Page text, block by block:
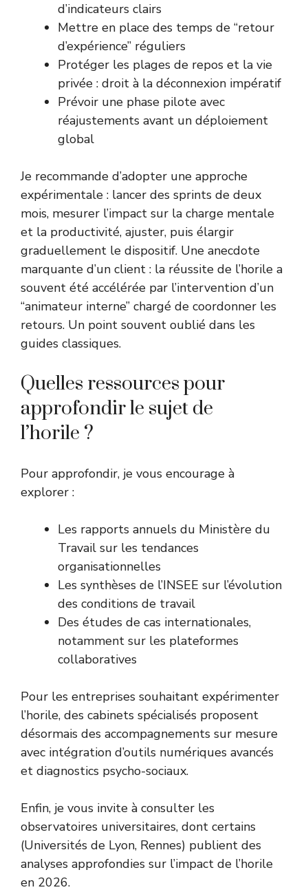
d’indicateurs clairs
Mettre en place des temps de “retour
d’expérience” réguliers
Protéger les plages de repos et la vie
privée : droit à la déconnexion impératif
Prévoir une phase pilote avec
réajustements avant un déploiement
global
Je recommande d’adopter une approche
expérimentale : lancer des sprints de deux
mois, mesurer l’impact sur la charge mentale
et la productivité, ajuster, puis élargir
graduellement le dispositif. Une anecdote
marquante d’un client : la réussite de l’horile a
souvent été accélérée par l’intervention d’un
“animateur interne” chargé de coordonner les
retours. Un point souvent oublié dans les
guides classiques.
Quelles ressources pour
approfondir le sujet de
l’horile ?
Pour approfondir, je vous encourage à
explorer :
Les rapports annuels du Ministère du
Travail sur les tendances
organisationnelles
Les synthèses de l’INSEE sur l’évolution
des conditions de travail
Des études de cas internationales,
notamment sur les plateformes
collaboratives
Pour les entreprises souhaitant expérimenter
l’horile, des cabinets spécialisés proposent
désormais des accompagnements sur mesure
avec intégration d’outils numériques avancés
et diagnostics psycho-sociaux.
Enfin, je vous invite à consulter les
observatoires universitaires, dont certains
(Universités de Lyon, Rennes) publient des
analyses approfondies sur l’impact de l’horile
en 2026.